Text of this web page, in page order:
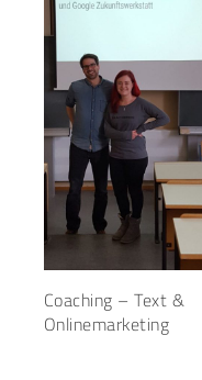
Coaching – Text &
Onlinemarketing